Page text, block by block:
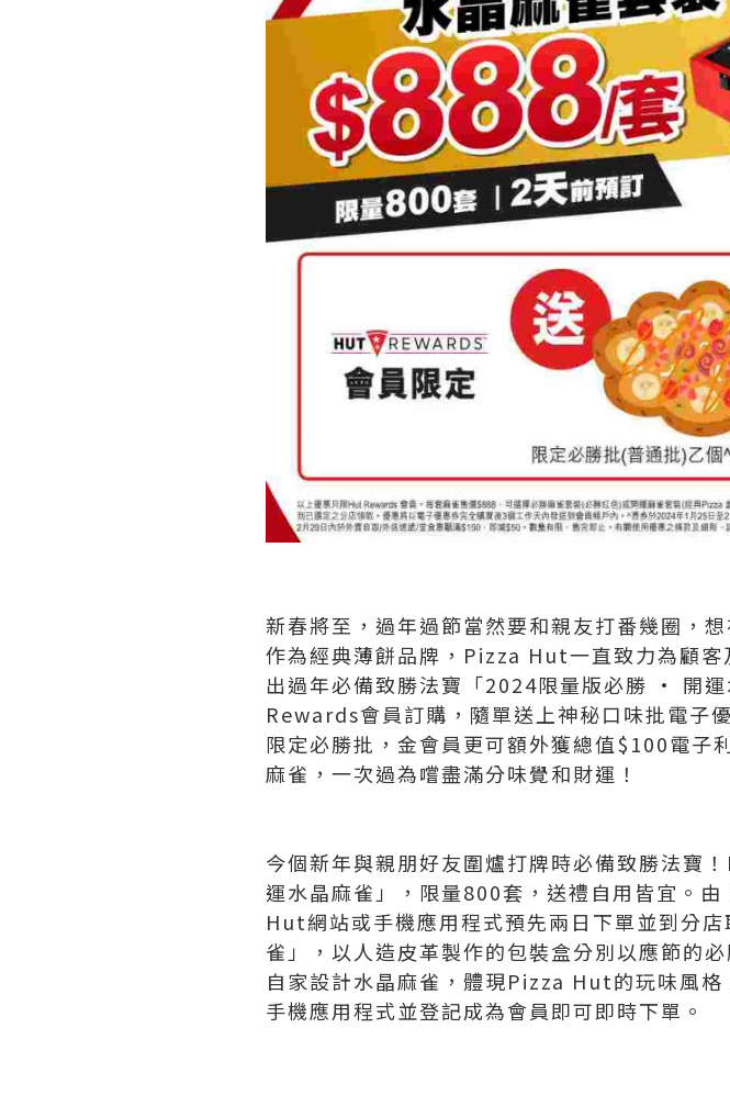
新春將至，過年過節當然要和親友打番幾圈，
作為經典薄餅品牌，Pizza Hut一直致力為顧
出過年必備致勝法寶「2024限量版必勝 · 開
Rewards會員訂購，隨單送上神秘口味批電子
限定必勝批，金會員更可額外獲總值$100電子
麻雀，一次過為嚐盡滿分味覺和財運！
今個新年與親朋好友圍爐打牌時必備致勝法
運水晶麻雀」，限量800套，送禮自用皆宜。
Hut網站或手機應用程式預先兩日下單並到分
雀」，以人造皮革製作的包裝盒分別以應節的
自家設計水晶麻雀，體現Pizza Hut的玩味風
手機應用程式並登記成為會員即可即時下單。